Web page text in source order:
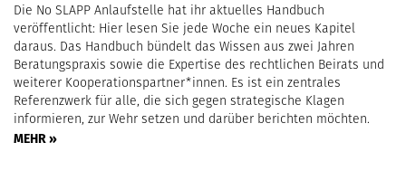
Die No SLAPP Anlaufstelle hat ihr aktuelles Handbuch
veröffentlicht: Hier lesen Sie jede Woche ein neues Kapitel
daraus. Das Handbuch bündelt das Wissen aus zwei Jahren
Beratungspraxis sowie die Expertise des rechtlichen Beirats und
weiterer Kooperationspartner*innen. Es ist ein zentrales
Referenzwerk für alle, die sich gegen strategische Klagen
informieren, zur Wehr setzen und darüber berichten möchten.
MEHR »